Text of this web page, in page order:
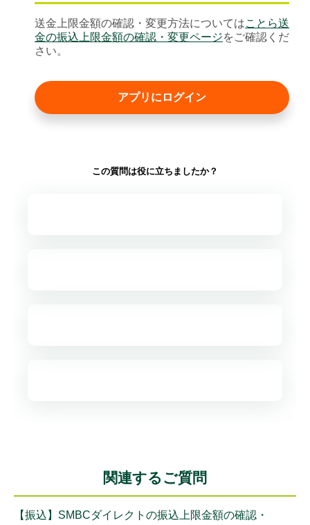
送金上限金額の確認・変更方法についてはことら送
金の振込上限金額の確認・変更ページをご確認くだ
さい。
アプリにログイン
この質問は役に立ちましたか？
関連するご質問
【振込】SMBCダイレクトの振込上限金額の確認・